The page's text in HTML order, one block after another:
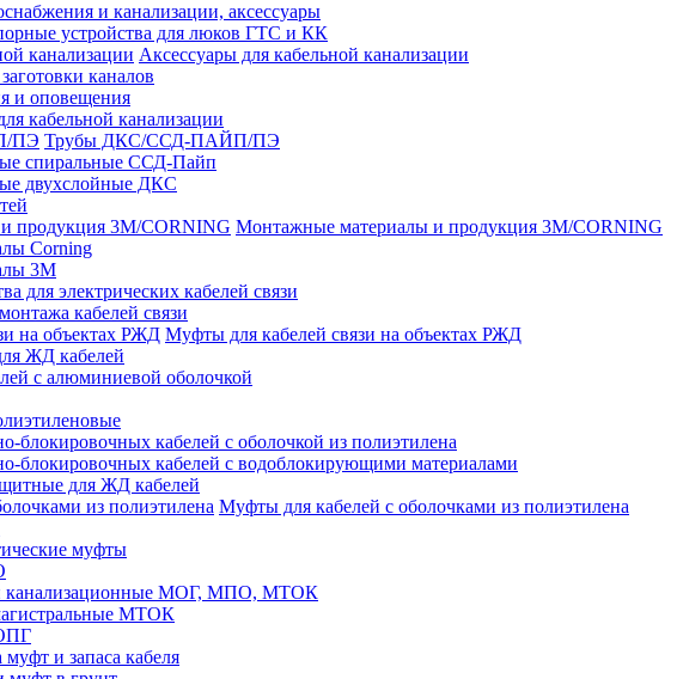
и канализации, аксессуары
устройства для люков ГТС и КК
Аксессуары для кабельной канализации
каналов
и оповещения
кабельной канализации
Трубы ДКС/ССД-ПАЙП/ПЭ
спиральные ССД-Пайп
двухслойные ДКС
Монтажные материалы и продукция 3M/CORNING
Corning
3M
для электрических кабелей связи
кабелей связи
Муфты для кабелей связи на объектах РЖД
ЖД кабелей
с алюминиевой оболочкой
блокировочных кабелей с оболочкой из полиэтилена
блокировочных кабелей с водоблокирующими материалами
для ЖД кабелей
Муфты для кабелей с оболочками из полиэтилена
муфты
канализационные МОГ, МПО, МТОК
МТОК
и запаса кабеля